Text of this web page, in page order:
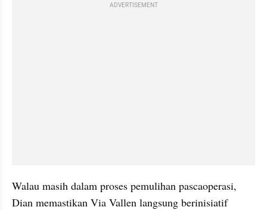
ADVERTISEMENT
Walau masih dalam proses pemulihan pascaoperasi,
Dian memastikan Via Vallen langsung berinisiatif